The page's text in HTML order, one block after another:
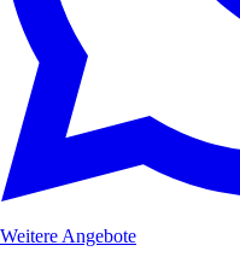
Weitere Angebote